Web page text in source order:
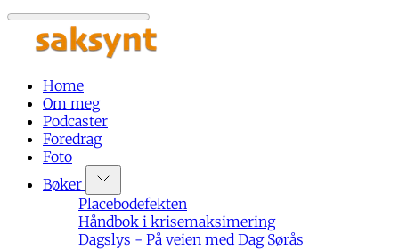
Home
Om meg
Podcaster
Foredrag
Foto
Bøker
Placebodefekten
Håndbok i krisemaksimering
Dagslys - På veien med Dag Sørås